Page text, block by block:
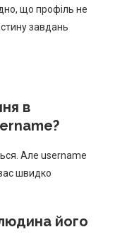
що профіль не
завдань
в
Але username
швидко
його